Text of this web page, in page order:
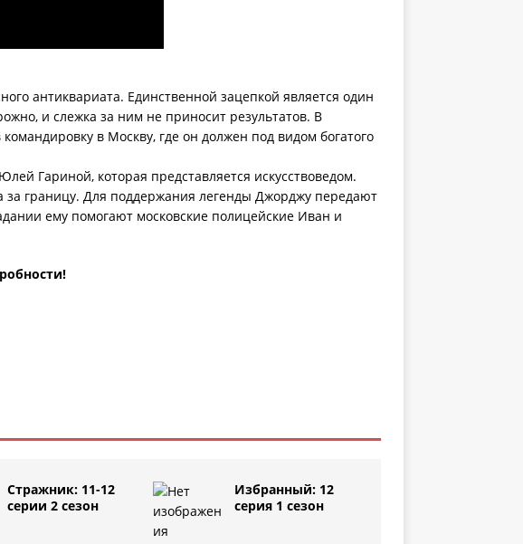
антиквариата. Единственной зацепкой является один
и слежка за ним не приносит результатов. В
в Москву, где он должен под видом богатого
Гариной, которая представляется искусствоведом.
за границу. Для поддержания легенды Джорджу передают
ему помогают московские полицейские Иван и
Стражник: 11-12
серии 2 сезон
Избранный: 12
серия 1 сезон